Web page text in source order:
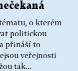
o kterém
politickou
přináší to
veřejnosti
tak...